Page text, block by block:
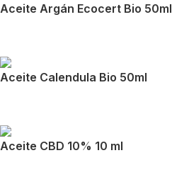
Aceite Argán Ecocert Bio 50ml
Aceite Calendula Bio 50ml
Aceite CBD 10% 10 ml